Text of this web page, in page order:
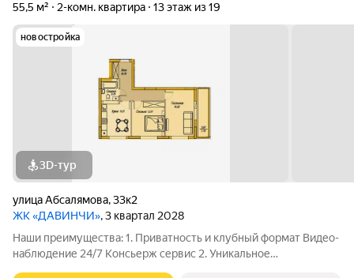
55,5 м² 2-комн. квартира 13 этаж из 19
новостройка
3D-тур
улица Абсалямова,33к2
ЖК «ДАВИНЧИ», 3 квартал 2028
Наши преимущества: 1. Приватность и клубный формат Видео-
наблюдение 24/7 Консьерж сервис 2. Уникальное